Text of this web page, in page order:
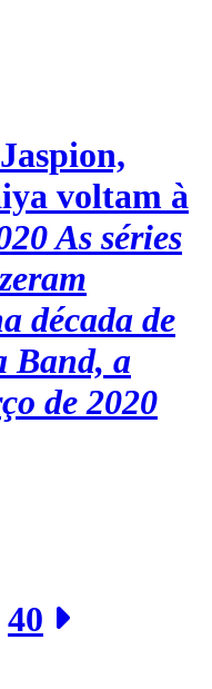
Jaspion,
voltam à
As séries
década de
Band, a
de 2020
40